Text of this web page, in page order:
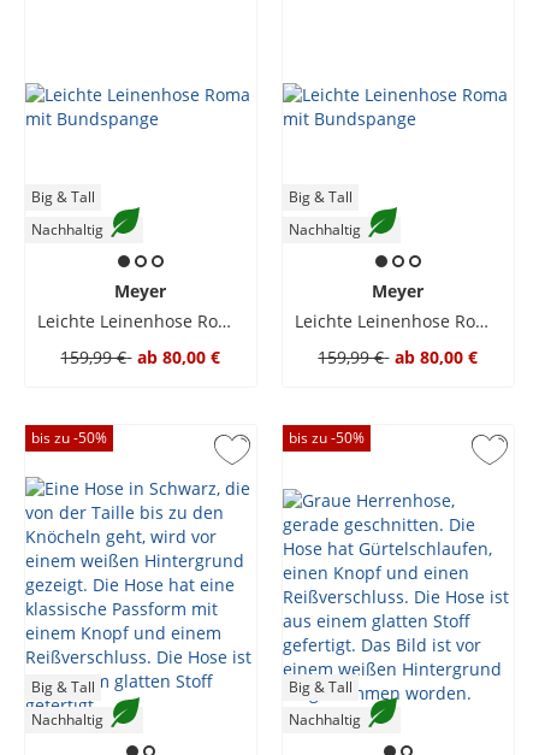
Big & Tall
Nachhaltig
Meyer
Leichte Leinenhose Roma mit Bundspange
159,99 € ab 80,00 €
Big & Tall
Nachhaltig
Meyer
Leichte Leinenhose Roma mit Bundspange
159,99 € ab 80,00 €
bis zu -50%
Big & Tall
Nachhaltig
bis zu -50%
Big & Tall
Nachhaltig